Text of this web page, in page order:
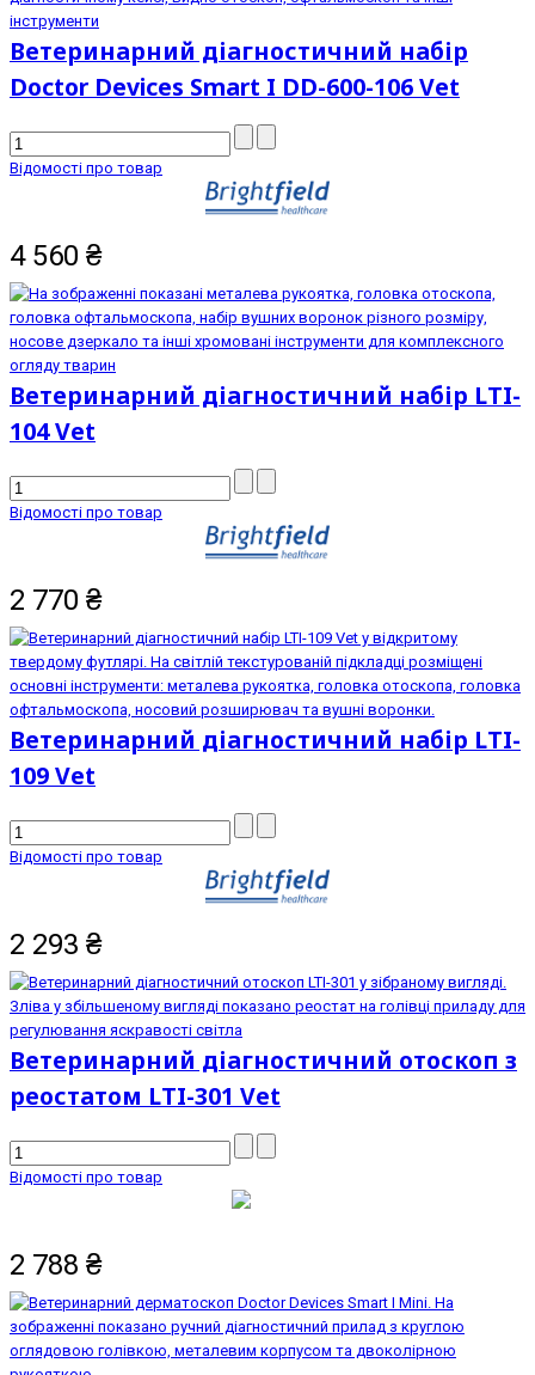
Ветеринарний діагностичний набір
Doctor Devices Smart I DD-600-106 Vet
Відомості про товар
4 560 ₴
Ветеринарний діагностичний набір LTI-
104 Vet
Відомості про товар
2 770 ₴
Ветеринарний діагностичний набір LTI-
109 Vet
Відомості про товар
2 293 ₴
Ветеринарний діагностичний отоскоп з
реостатом LTI-301 Vet
Відомості про товар
2 788 ₴